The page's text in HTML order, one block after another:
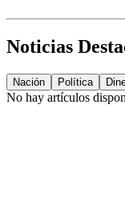
Noticias
Nación Política
No hay artículos